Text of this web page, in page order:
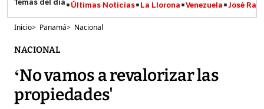
Últimas Noticias La Llorona Venezuela José
Inicio> Panamá> Nacional
NACIONAL
‘No vamos a revalorizar las
propiedades'